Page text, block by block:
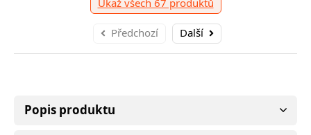
Předchozí Další
Popis produktu